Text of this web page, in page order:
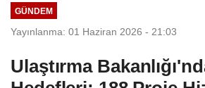
GÜNDEM
Yayınlanma: 01 Haziran 2026 - 21:03
Ulaştırma